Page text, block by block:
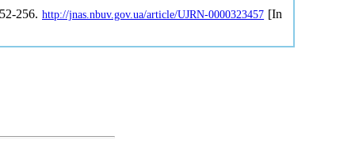
256.http://jnas.nbuv.gov.ua/article/UJRN-0000323457 [In